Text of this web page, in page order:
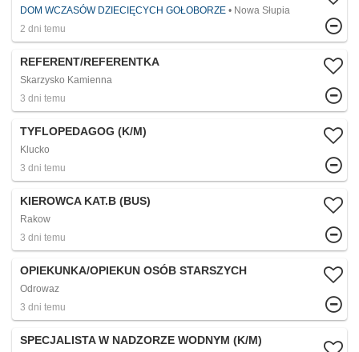
DOM WCZASÓW DZIECIĘCYCH GOŁOBORZE
Nowa Słupia
2 dni temu
REFERENT/REFERENTKA
Skarzysko Kamienna
3 dni temu
TYFLOPEDAGOG (K/M)
Klucko
3 dni temu
KIEROWCA KAT.B (BUS)
Rakow
3 dni temu
OPIEKUNKA/OPIEKUN OSÓB STARSZYCH
Odrowaz
3 dni temu
SPECJALISTA W NADZORZE WODNYM (K/M)